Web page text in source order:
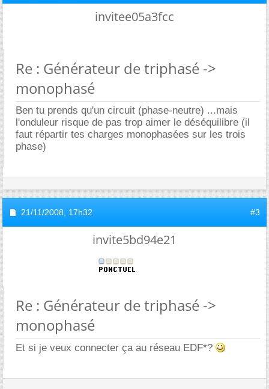
invitee05a3fcc
Re : Générateur de triphasé ->
monophasé
Ben tu prends qu'un circuit (phase-neutre) ...mais
l'onduleur risque de pas trop aimer le déséquilibre (il
faut répartir tes charges monophasées sur les trois
phase)
21/11/2008, 17h32 #3
invite5bd94e21
Re : Générateur de triphasé ->
monophasé
Et si je veux connecter ça au réseau EDF*?